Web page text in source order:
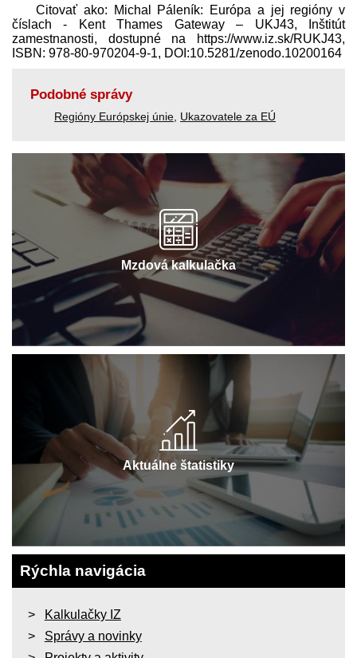
Citovať ako: Michal Páleník: Európa a jej regióny v
číslach - Kent Thames Gateway – UKJ43, Inštitút
zamestnanosti, dostupné na https://www.iz.sk/​RUKJ43,
ISBN: 978-80-970204-9-1, DOI:10.5281/zenodo.10200164
Podobné správy
Regióny Európskej únie Ukazovatele za EÚ
Mzdová kalkulačka
Aktuálne štatistiky
Rýchla navigácia
Kalkulačky IZ
Správy a novinky